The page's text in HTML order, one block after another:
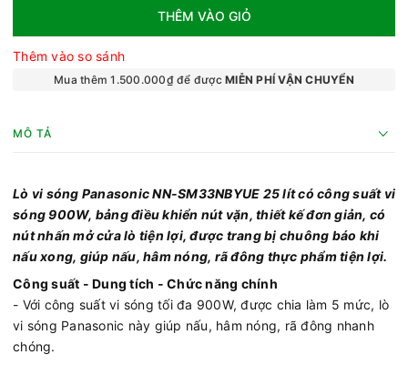
THÊM VÀO GIỎ
Thêm vào so sánh
Mua thêm 1.500.000₫ để đượcMIỄN PHÍ VẬN CHUYỂN
MÔ TẢ
Lò vi sóng Panasonic NN-SM33NBYUE 25 lít có công suất vi
sóng 900W, bảng điều khiển nút vặn, thiết kế đơn giản, có
nút nhấn mở cửa lò tiện lợi, được trang bị chuông báo khi
nấu xong, giúp nấu, hâm nóng, rã đông thực phẩm tiện lợi.
Công suất - Dung tích - Chức năng chính
- Với công suất vi sóng tối đa 900W, được chia làm 5 mức, lò
vi sóng Panasonic này giúp nấu, hâm nóng, rã đông nhanh
chóng.